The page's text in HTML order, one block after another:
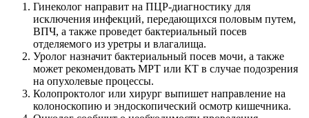
Гинеколог направит на ПЦР-диагностику для
исключения инфекций, передающихся половым путем,
ВПЧ, а также проведет бактериальный посев
отделяемого из уретры и влагалища.
Уролог назначит бактериальный посев мочи, а также
может рекомендовать МРТ или КТ в случае подозрения
на опухолевые процессы.
Колопроктолог или хирург выпишет направление на
колоноскопию и эндоскопический осмотр кишечника.